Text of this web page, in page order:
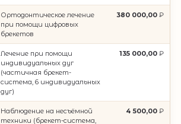
Ортодонтическое лечение
при помощи цифровых
брекетов
380 000,00
Лечение при помощи
индивидуальных дуг
(частичная брекет-
система, 6 индивидуальных
дуг)
135 000,00
Наблюдение на несъëмной
техники (брекет-система,
4 500,00